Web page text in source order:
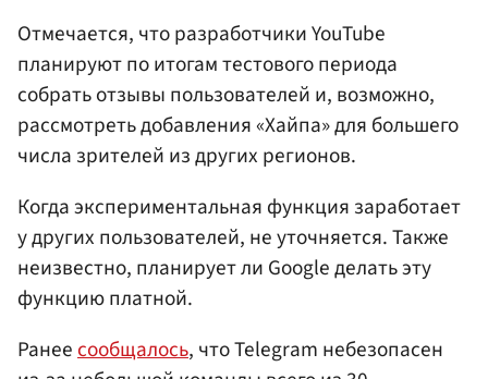
Отмечается, что разработчики YouTube
планируют по итогам тестового периода
собрать отзывы пользователей и, возможно,
рассмотреть добавления «Хайпа» для большего
числа зрителей из других регионов.
Когда экспериментальная функция заработает
у других пользователей, не уточняется. Также
неизвестно, планирует ли Google делать эту
функцию платной.
Ранеесообщалось, что Telegram небезопасен